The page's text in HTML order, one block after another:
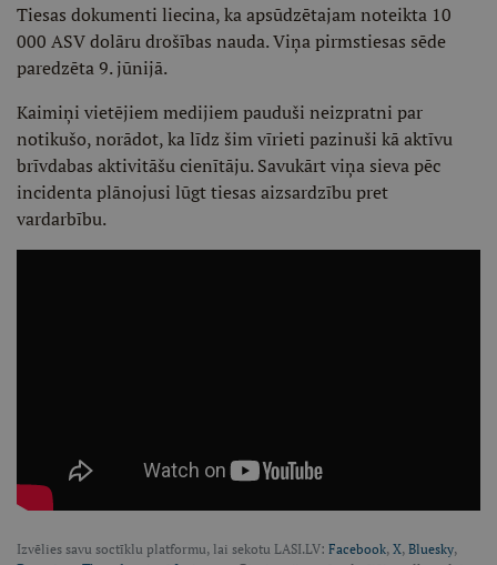
Tiesas dokumenti liecina, ka apsūdzētajam noteikta 10
000 ASV dolāru drošības nauda. Viņa pirmstiesas sēde
paredzēta 9. jūnijā.
Kaimiņi vietējiem medijiem pauduši neizpratni par
notikušo, norādot, ka līdz šim vīrieti pazinuši kā aktīvu
brīvdabas aktivitāšu cienītāju. Savukārt viņa sieva pēc
incidenta plānojusi lūgt tiesas aizsardzību pret
vardarbību.
Izvēlies savu soctīklu platformu, lai sekotu LASI.LV: Facebook, X, Bluesky,